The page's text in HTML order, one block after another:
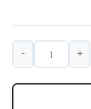
Briquet
- +